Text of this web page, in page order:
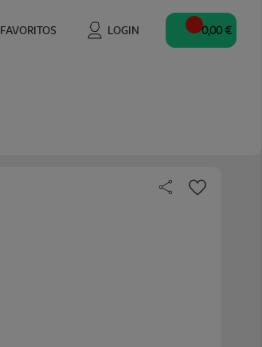
FAVORITOS LOGIN 0,00 €